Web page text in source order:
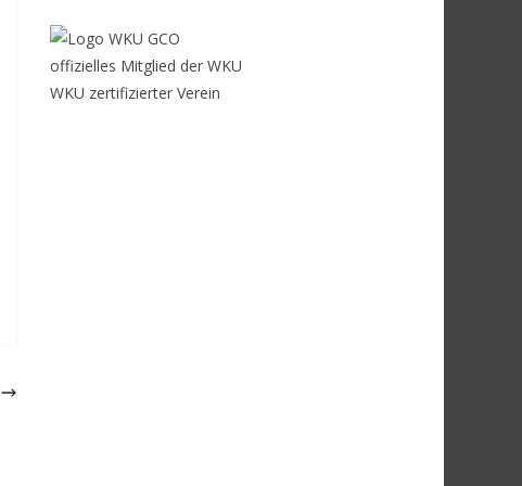
offizielles Mitglied der WKU
WKU zertifizierter Verein